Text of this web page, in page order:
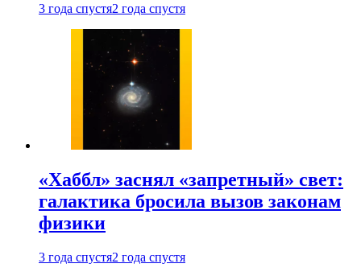
3 года спустя2 года спустя
«Хаббл» заснял «запретный» свет:
галактика бросила вызов законам
физики
3 года спустя2 года спустя